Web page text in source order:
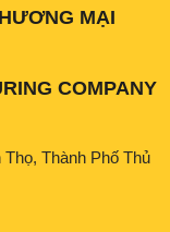
MẠI
COMPANY
Thành Phố Thủ